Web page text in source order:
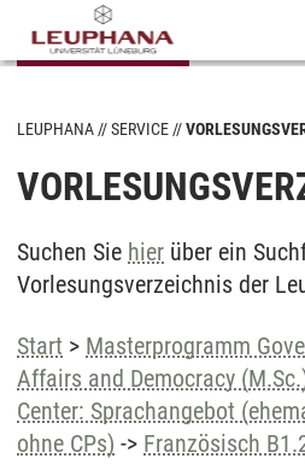
LEUPHANA SERVICE
Suchen Sie hier über ein
Vorlesungsverzeichnis der
Start > Masterprogramm
Affairs and Democracy
Center: Sprachangebot
ohne CPs) -> Französisch